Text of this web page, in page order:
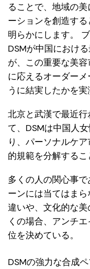
ることで、地域の
ーションを創造す
明らかにします。
DSMが中国におけ
が、この重要な美
に応えるオーダー
うに結実したかを実
北京と武漢で最近
て、DSMは中国人
り、パーソナルケ
的規範を分解するこ
多くの人の関心事
ーンには当てはま
違いや、文化的な
くの場合、アンチ
位を決めている。
DSMの強力な合成